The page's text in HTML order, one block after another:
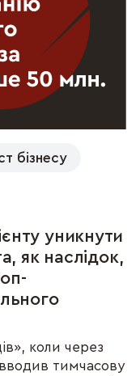
бізнесу
уникнути
як наслідок,
коли через
тимчасову